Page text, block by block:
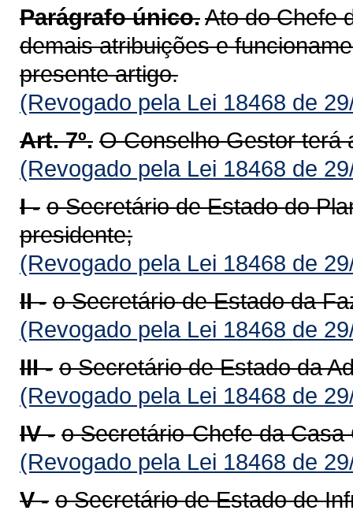
Parágrafo único.Ato do Chefe
demais atribuições e
presente artigo.
(Revogado pela Lei 18468 de
Art. 7º. O Conselho Gestor terá
(Revogado pela Lei 18468 de
I - o Secretário de Estado do
presidente;
(Revogado pela Lei 18468 de
II - o Secretário de Estado da
(Revogado pela Lei 18468 de
III - o Secretário de Estado da
(Revogado pela Lei 18468 de
IV - o Secretário-Chefe da Casa
(Revogado pela Lei 18468 de
V - o Secretário de Estado de